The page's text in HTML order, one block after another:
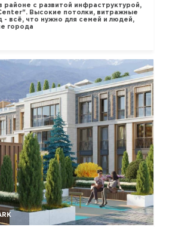
районе с развитой инфраструктурой,
Высокие потолки, витражные
- всё, что нужно для семей и людей,
города